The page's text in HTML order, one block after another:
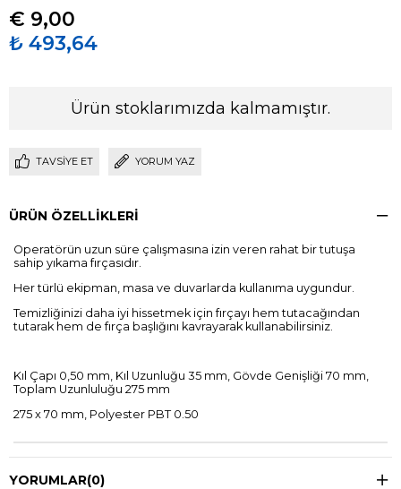
€ 9,00
₺ 493,64
Ürün stoklarımızda kalmamıştır.
TAVSIYE ET YORUM YAZ
ÜRÜN ÖZELLIKLERI
Operatörün uzun süre çalışmasına izin veren rahat bir tutuşa
sahip yıkama fırçasıdır.
Her türlü ekipman, masa ve duvarlarda kullanıma uygundur.
Temizliğinizi daha iyi hissetmek için fırçayı hem tutacağından
tutarak hem de fırça başlığını kavrayarak kullanabilirsiniz.
Kıl Çapı 0,50 mm, Kıl Uzunluğu 35 mm, Gövde Genişliği 70 mm,
Toplam Uzunluluğu 275 mm
275 x 70 mm, Polyester PBT 0.50
YORUMLAR(0)